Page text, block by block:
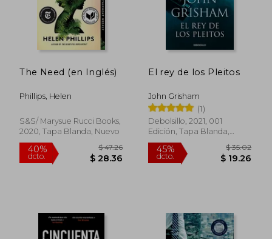
dcto. dcto.
The Need (en Inglés)
Phillips, Helen
S&s/ Marysue Rucci Books,
2020, Tapa Blanda, Nuevo
El rey de los Pleitos
John Grisham
(1)
Debolsillo, 2021, 001
Edición, Tapa Blanda,
Nuevo